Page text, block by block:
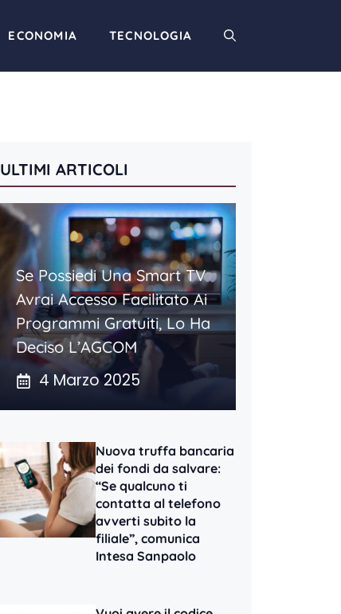
ECONOMIA TECNOLOGIA
ULTIMI ARTICOLI
Se Possiedi Una Smart TV
Avrai Accesso Facilitato Ai
Programmi Gratuiti, Lo Ha
Deciso L’AGCOM
4 Marzo 2025
Nuova truffa bancaria
dei fondi da salvare:
“Se qualcuno ti
contatta al telefono
avverti subito la
filiale”, comunica
Intesa Sanpaolo